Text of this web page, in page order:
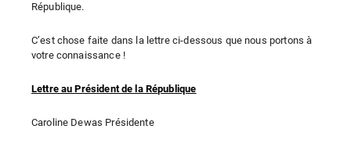
République.
C’est chose faite dans la lettre ci-dessous que nous portons à
votre connaissance !
Lettre au Président de la République
Caroline Dewas Présidente